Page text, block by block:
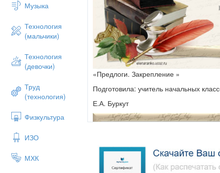
Музыка
Технология
(мальчики)
Технология
(девочки)
Труд
(технология)
Физкультура
ИЗО
МХК
«Предлоги. Закрепление »
Подготовила: учитель начальных
Е.А. Буркут